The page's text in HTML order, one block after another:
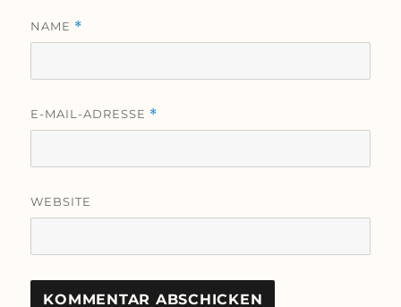
NAME *
E-MAIL-ADRESSE *
WEBSITE